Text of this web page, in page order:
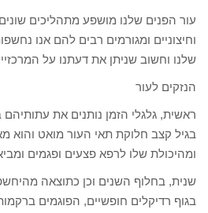
עור הפנים שלנו מושפע מתהליכים
וחיצוניים ומגורמים רבים להם אנו
שלנו וחשוב שניתן את דעתנו על
הנזקים לעור
ראשית, גלגלי הזמן נותנים את
בגיל קצב חלוקת תאי העור מואט והוא
ומהיכולת שלו לרפא פצעים ופגמים
שנית, בחלוף השנים וכן כתוצאה
בגוף רדיקלים חופשיים, הפוגמים